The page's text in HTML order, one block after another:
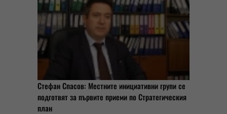
Стефан Спасов: Местните инициативни групи се
подготвят за първите приеми по Стратегическия
план